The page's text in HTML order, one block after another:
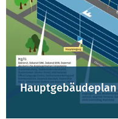
Hauptgebäudeplan